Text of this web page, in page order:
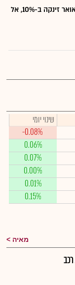
ת"א ננעלה בעליות חדות; מניית טאואר זינקה ב-10%, אל
שינוי יומי
-0.08%
0.06%
0.07%
0.00%
0.01%
0.15%
מאיה